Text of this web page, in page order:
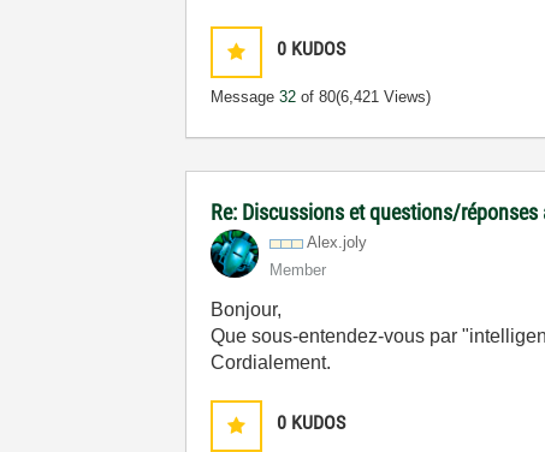
0 KUDOS
Message32 of 80(6,421 Views)
Re: Discussions et questions/réponses
Alex.joly
Member
Bonjour,
Que sous-entendez-vous par
Cordialement.
0 KUDOS